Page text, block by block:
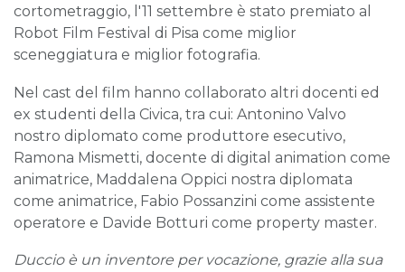
cortometraggio, l'11 settembre è stato premiato al
Robot Film Festival di Pisa come miglior
sceneggiatura e miglior fotografia.
Nel cast del film hanno collaborato altri docenti ed
ex studenti della Civica, tra cui: Antonino Valvo
nostro diplomato come produttore esecutivo,
Ramona Mismetti, docente di digital animation come
animatrice, Maddalena Oppici nostra diplomata
come animatrice, Fabio Possanzini come assistente
operatore e Davide Botturi come property master.
Duccio è un inventore per vocazione, grazie alla sua